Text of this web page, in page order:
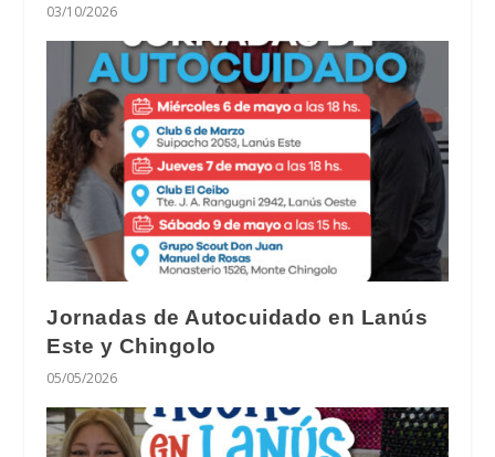
03/10/2026
Jornadas de Autocuidado en Lanús
Este y Chingolo
05/05/2026